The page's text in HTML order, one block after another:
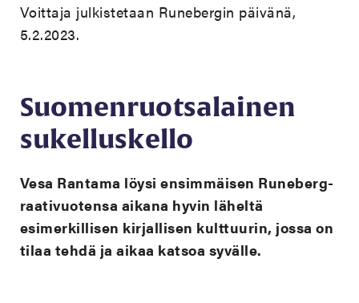
Voittaja julkistetaan Runebergin päivänä,
5.2.2023.
Suomenruotsalainen
sukelluskello
Vesa Rantama löysi ensimmäisen Runeberg-
raativuotensa aikana hyvin läheltä
esimerkillisen kirjallisen kulttuurin, jossa on
tilaa tehdä ja aikaa katsoa syvälle.